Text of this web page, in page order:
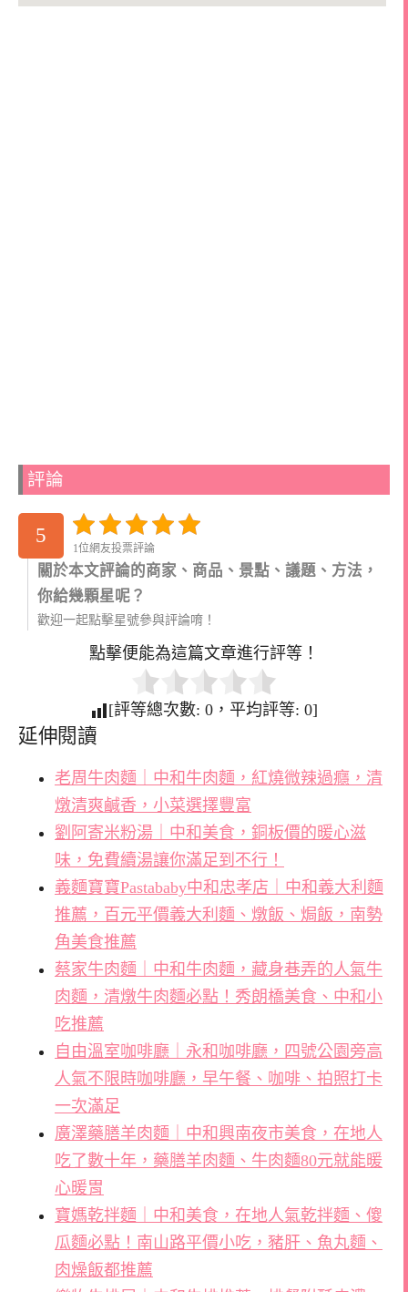
評論
5
1位網友投票評論
關於本文評論的商家、商品、景點、議題、方法，
你給幾顆星呢？
歡迎一起點擊星號參與評論唷！
點擊便能為這篇文章進行評等！
[評等總次數: 0 ，平均評等: 0]
延伸閱讀
老周牛肉麵｜中和牛肉麵，紅燒微辣過癮，清
燉清爽鹹香，小菜選擇豐富
劉阿寄米粉湯｜中和美食，銅板價的暖心滋
味，免費續湯讓你滿足到不行！
義麵寶寶Pastababy中和忠孝店｜中和義大利麵
推薦，百元平價義大利麵、燉飯、焗飯，南勢
角美食推薦
蔡家牛肉麵｜中和牛肉麵，藏身巷弄的人氣牛
肉麵，清燉牛肉麵必點！秀朗橋美食、中和小
吃推薦
自由溫室咖啡廳｜永和咖啡廳，四號公園旁高
人氣不限時咖啡廳，早午餐、咖啡、拍照打卡
一次滿足
廣澤藥膳羊肉麵｜中和興南夜市美食，在地人
吃了數十年，藥膳羊肉麵、牛肉麵80元就能暖
心暖胃
寶媽乾拌麵｜中和美食，在地人氣乾拌麵、傻
瓜麵必點！南山路平價小吃，豬肝、魚丸麵、
肉燥飯都推薦